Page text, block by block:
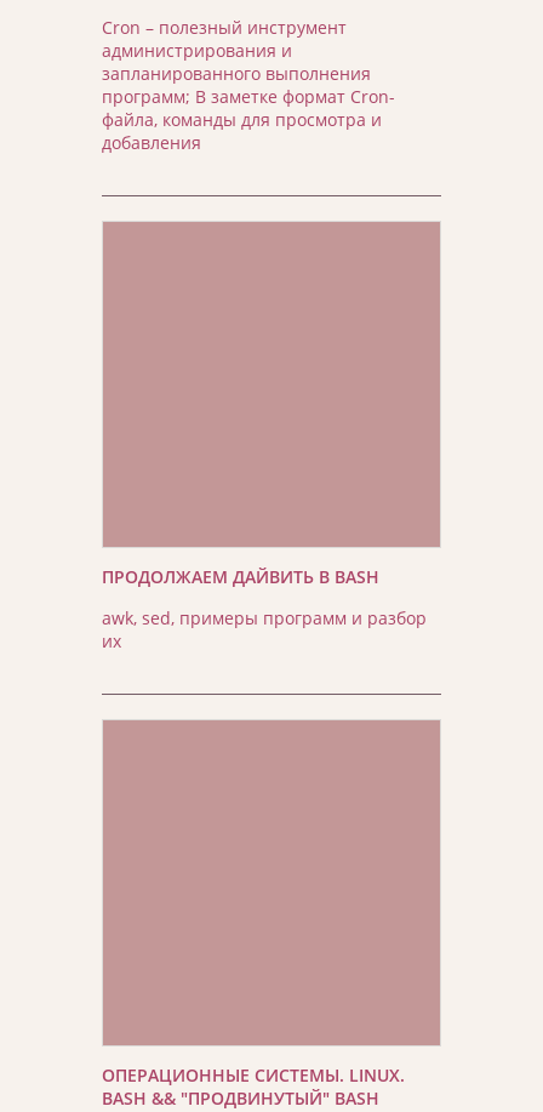
Cron – полезный инструмент
администрирования и
запланированного выполнения
программ; В заметке формат Cron-
файла, команды для просмотра и
добавления
ПРОДОЛЖАЕМ ДАЙВИТЬ В BASH
awk, sed, примеры программ и разбор
их
ОПЕРАЦИОННЫЕ СИСТЕМЫ. LINUX.
BASH && "ПРОДВИНУТЫЙ" BASH